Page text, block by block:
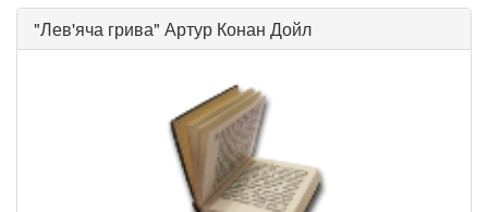
"Лев'яча грива" Артур Конан Дойл